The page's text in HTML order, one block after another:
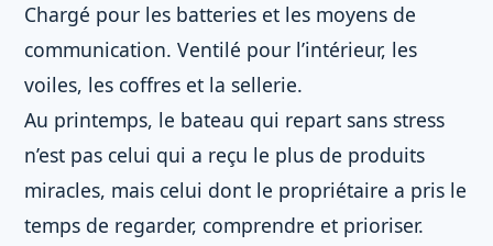
Chargé pour les batteries et les moyens de
communication. Ventilé pour l’intérieur, les
voiles, les coffres et la sellerie.
Au printemps, le bateau qui repart sans stress
n’est pas celui qui a reçu le plus de produits
miracles, mais celui dont le propriétaire a pris le
temps de regarder, comprendre et prioriser.